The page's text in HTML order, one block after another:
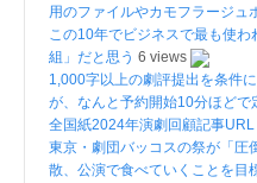
用のファイルやカモフラージュ
この10年でビジネスで最も使
組」だと思う 6 views
1,000字以上の劇評提出を条件
が、なんと予約開始10分ほどで
全国紙2024年演劇回顧記事URL
東京・劇団バッコスの祭が「圧
散、公演で食べていくことを目